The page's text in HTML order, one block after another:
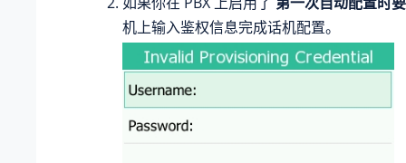
机上输入鉴权信息完成话机配置。